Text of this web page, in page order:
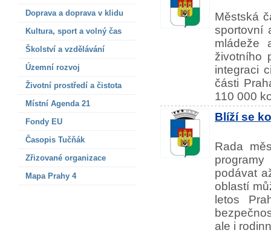
Doprava a doprava v klidu
Kultura, sport a volný čas
Školství a vzdělávání
Územní rozvoj
Životní prostředí a čistota
Místní Agenda 21
Fondy EU
Časopis Tučňák
Zřizované organizace
Mapa Prahy 4
Městská
sportovní
mládeže
životního
integraci
části
110 000
Blíží se
Rada
podávat
oblastí
letos
ale i